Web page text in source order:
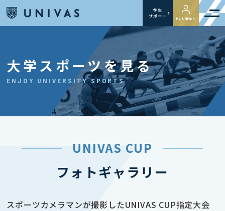
学生
サポート
My UNIVAS
大学スポーツを見る
ENJOY UNIVERSITY SPORTS
UNIVAS CUP
フォトギャラリー
スポーツカメラマンが撮影したUNIVAS CUP指定大会